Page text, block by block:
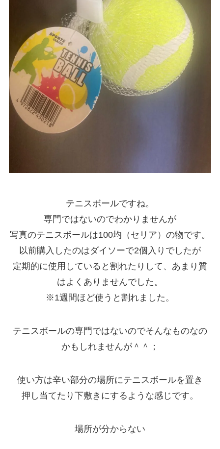
テニスボールですね。
専門ではないのでわかりませんが
写真のテニスボールは100均（セリア）の物です。
以前購入したのはダイソーで2個入りでしたが
定期的に使用していると割れたりして、あまり質
はよくありませんでした。
※1週間ほど使うと割れました。
テニスボールの専門ではないのでそんなものなの
かもしれませんが＾＾；
使い方は辛い部分の場所にテニスボールを置き
押し当てたり下敷きにするような感じです。
場所が分からない